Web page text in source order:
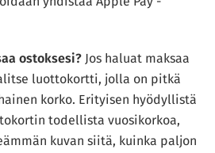
ostoksesi? Jos haluat maksaa
luottokortti, jolla on pitkä
korko. Erityisen hyödyllistä
todellista vuosikorkoa,
kuvan siitä, kuinka paljon